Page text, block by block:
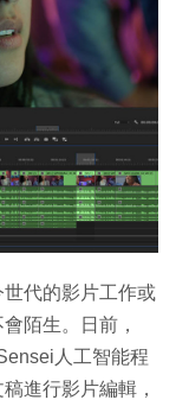
代的影片工作或
陌生。日前，
人工智能程
進行影片編輯，